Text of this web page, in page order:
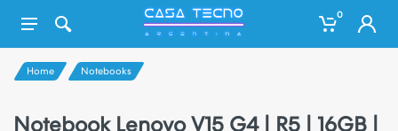
0
Home Notebooks
Notebook Lenovo V15 G4 | R5 | 16GB |